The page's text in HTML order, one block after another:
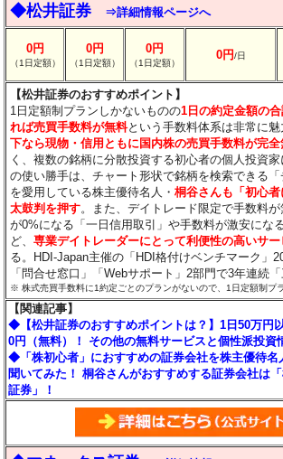
◆松井証券 ⇒詳細情報ページへ
0円
（1日定額）
0円
（1日定額）
0円
（1日定額）
0円/日
【松井証券のおすすめポイント】
1日定額制プランしかないものの1日の約定金額の
れば売買手数料が無料という手数料体系は非常に
下なら現物・信用ともに国内株の売買手数料が完全
く、複数の銘柄に分散投資する初心者の個人投資
の使い勝手は、チャート形状で銘柄を検索できる「
を愛用している株主優待名人・桐谷さんも「初心
太鼓判を押す。また、デイトレード限定で手数料
が0%になる「一日信用取引」や手数料が激安にな
ど、専業デイトレーダーにとって利便性の高いサ
る。HDI-Japan主催の「HDI格付けベンチマーク」
「問合せ窓口」「Webサポート」2部門で3年連続「
※ 株式売買手数料に1約定ごとのプランがないので、1日定額制プ
【関連記事】
◆【松井証券のおすすめポイントは？】1日50万円
0円（無料）！ その他の無料サービスと個性派投資
◆「株初心者」におすすめの証券会社を株主優待名
聞いてみた！ 桐谷さんがおすすめする証券会社は
証券」！